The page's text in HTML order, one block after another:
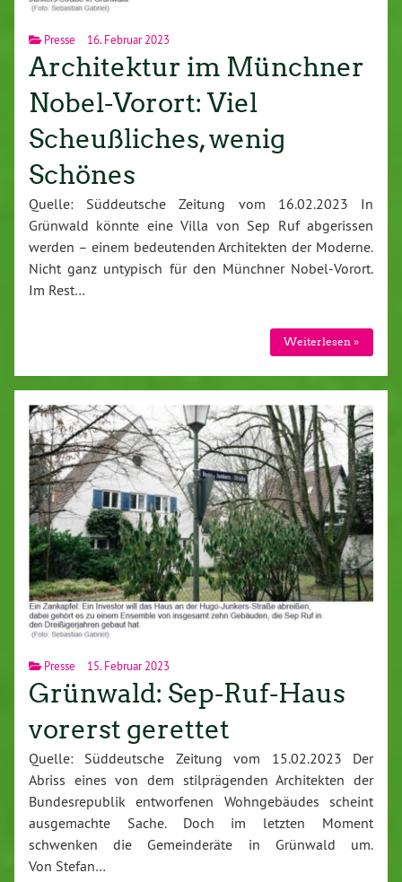
Presse 16. Februar 2023
Architektur im Münchner
Nobel-Vorort: Viel
Scheußliches, wenig
Schönes
Quelle: Süddeutsche Zeitung vom 16.02.2023 In
Grünwald könnte eine Villa von Sep Ruf abgerissen
werden – einem bedeutenden Architekten der Moderne.
Nicht ganz untypisch für den Münchner Nobel-Vorort.
Im Rest…
Weiterlesen »
Presse 15. Februar 2023
Grünwald: Sep-Ruf-Haus
vorerst gerettet
Quelle: Süddeutsche Zeitung vom 15.02.2023 Der
Abriss eines von dem stilprägenden Architekten der
Bundesrepublik entworfenen Wohngebäudes scheint
ausgemachte Sache. Doch im letzten Moment
schwenken die Gemeinderäte in Grünwald um.
Von Stefan…